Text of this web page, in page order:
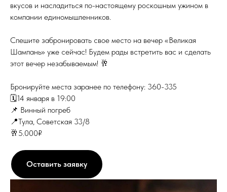
вкусов и насладиться по-настоящему роскошным ужином в
компании единомышленников.
Спешите забронировать свое место на вечер «Великая
Шампань» уже сейчас! Будем рады встретить вас и сделать
этот вечер незабываемым! 🥂
Бронируйте места заранее по телефону: 360-335
🗓️14 января в 19:00
📌 Винный погреб
📍Тула, Советская 33/8
🥂5.000₽
Оставить заявку